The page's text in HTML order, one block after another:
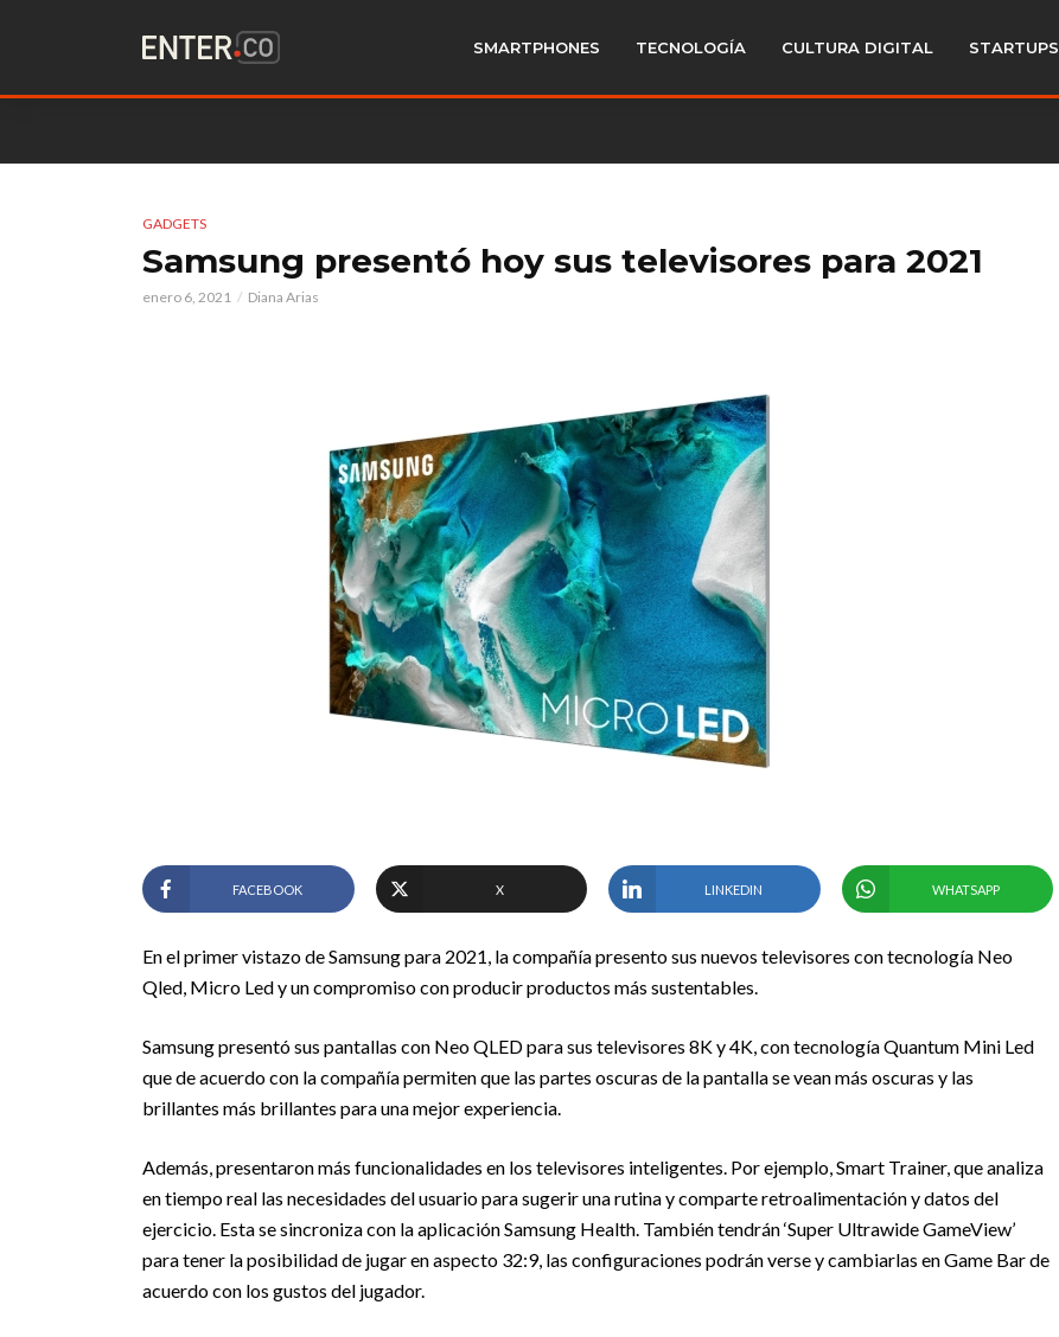
SMARTPHONES TECNOLOGÍA CULTURA DIGITAL STARTUPS
GADGETS
Samsung presentó hoy sus televisores para 2021
enero 6, 2021 Diana Arias
FACEBOOK X LINKEDIN WHATSAPP
En el primer vistazo de Samsung para 2021, la compañía presento sus nuevos televisores con tecnología Neo
Qled, Micro Led y un compromiso con producir productos más sustentables.
Samsung presentó sus pantallas con Neo QLED para sus televisores 8K y 4K, con tecnología Quantum Mini Led
que de acuerdo con la compañía permiten que las partes oscuras de la pantalla se vean más oscuras y las
brillantes más brillantes para una mejor experiencia.
Además, presentaron más funcionalidades en los televisores inteligentes. Por ejemplo, Smart Trainer, que analiza
en tiempo real las necesidades del usuario para sugerir una rutina y comparte retroalimentación y datos del
ejercicio. Esta se sincroniza con la aplicación Samsung Health. También tendrán ‘Super Ultrawide GameView’
para tener la posibilidad de jugar en aspecto 32:9, las configuraciones podrán verse y cambiarlas en Game Bar de
acuerdo con los gustos del jugador.